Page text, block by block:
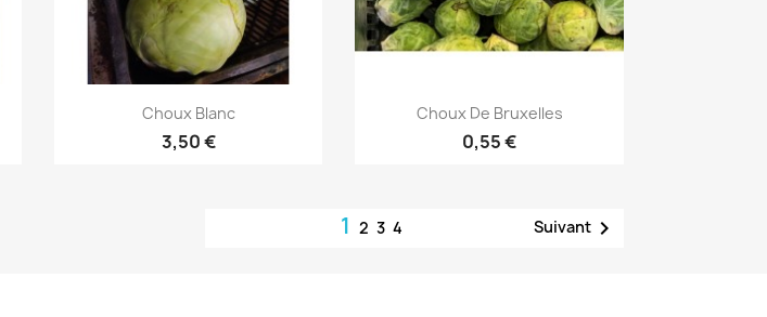
Aperçu rapide
Choux Blanc
3,50 €
Aperçu rapide
Choux De Bruxelles
0,55 €
1 2 3 4 Suivant